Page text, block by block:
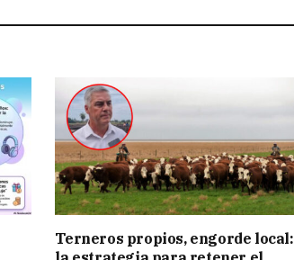
Terneros propios, engorde local: